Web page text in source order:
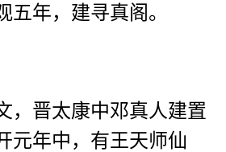
五年，建寻真阁。
，晋太康中邓真人建置
元年中，有王天师仙